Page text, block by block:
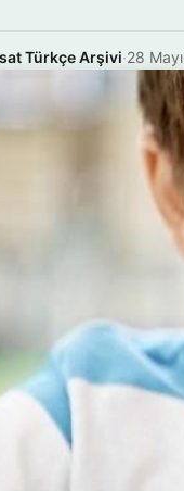
Türkçe Arşivi·28